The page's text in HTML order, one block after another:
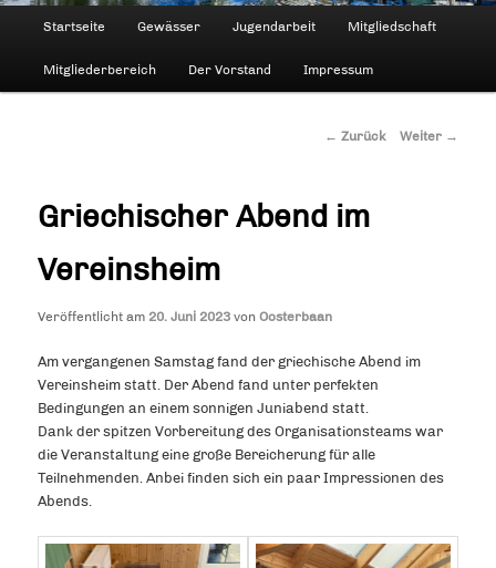
Startseite Gewässer Jugendarbeit Mitgliedschaft
Mitgliederbereich Der Vorstand Impressum
Beitrags-
← Zurück Weiter →
Griechischer Abend im
Vereinsheim
Veröffentlicht am 20. Juni 2023 vonOosterbaan
Am vergangenen Samstag fand der griechische Abend im
Vereinsheim statt. Der Abend fand unter perfekten
Bedingungen an einem sonnigen Juniabend statt.
Dank der spitzen Vorbereitung des Organisationsteams war
die Veranstaltung eine große Bereicherung für alle
Teilnehmenden. Anbei finden sich ein paar Impressionen des
Abends.